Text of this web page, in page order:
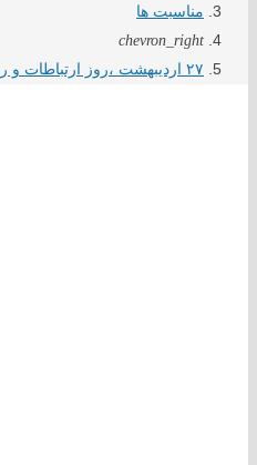
مناسبت ها
chevron_right
۲۷ اردیبهشت ،روز ارتباطات و روابط عمومی گرامی باد